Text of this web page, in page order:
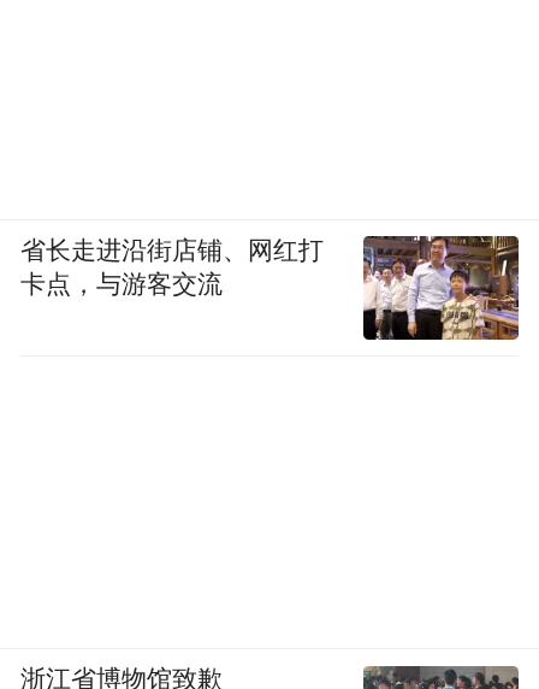
省长走进沿街店铺、网红打
卡点，与游客交流
浙江省博物馆致歉